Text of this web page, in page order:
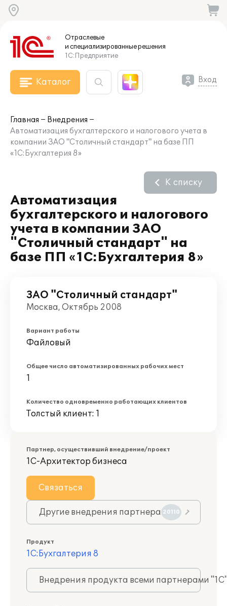
Отраслевые
и специализированныерешения
1С:Предприятие
Каталог Вход
Главная
Внедрения
Автоматизация бухгалтерского и налогового учета в
компании ЗАО "Столичный стандарт" на базе ПП
«1С:Бухгалтерия 8»
Автоматизация
бухгалтерского и налогового
учета в компании ЗАО
"Столичный стандарт" на
базе ПП «1С:Бухгалтерия 8»
К списку
ЗАО "Столичный стандарт"
Москва, Октябрь 2008
Вариант работы
Файловый
Общее число автоматизированных рабочих мест
1
Количество одновременно работающих клиентов
Толстый клиент: 1
Партнер, осуществивший внедрение/проект
1С-Архитектор бизнеса
Связаться
Другие внедрения партнера 20110
Продукт
1С:Бухгалтерия 8
Внедрения продукта всеми партнерами